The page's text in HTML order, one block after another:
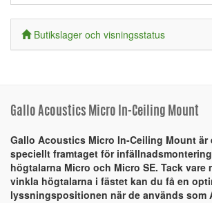
Butikslager och visningsstatus
Gallo Acoustics Micro In-Ceiling Mount
Gallo Acoustics Micro In-Ceiling Mount är
speciellt framtaget för
högtalarna Micro och Micro SE. Tack vare
vinkla högtalarna i fästet kan du få en
lyssningspositionen när de används som